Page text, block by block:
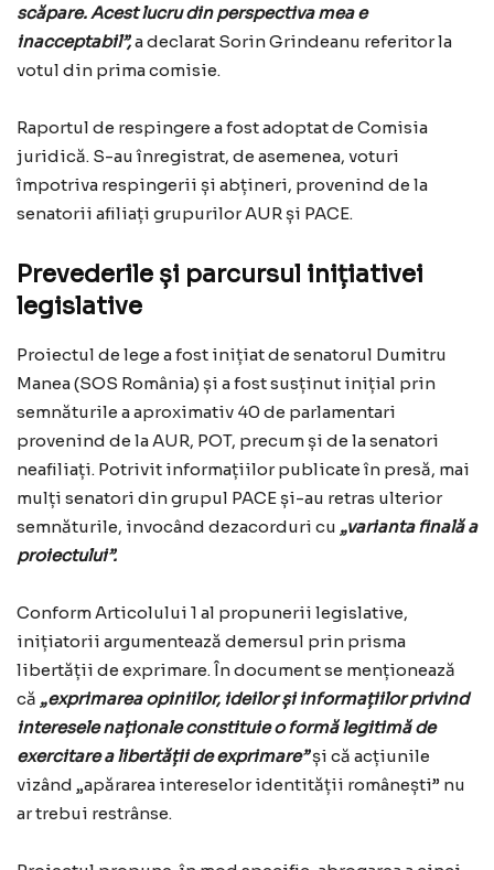
scăpare. Acest lucru din perspectiva mea e
inacceptabil”,a declarat Sorin Grindeanu referitor la
votul din prima comisie.
Raportul de respingere a fost adoptat de Comisia
juridică. S-au înregistrat, de asemenea, voturi
împotriva respingerii și abțineri, provenind de la
senatorii afiliați grupurilor AUR și PACE.
Prevederile și parcursul inițiativei
legislative
Proiectul de lege a fost inițiat de senatorul Dumitru
Manea (SOS România) și a fost susținut inițial prin
semnăturile a aproximativ 40 de parlamentari
provenind de la AUR, POT, precum și de la senatori
neafiliați. Potrivit informațiilor publicate în presă, mai
mulți senatori din grupul PACE și-au retras ulterior
semnăturile, invocând dezacorduri cu „varianta finală a
proiectului”.
Conform Articolului 1 al propunerii legislative,
inițiatorii argumentează demersul prin prisma
libertății de exprimare. În document se menționează
că „exprimarea opiniilor, ideilor și informațiilor privind
interesele naționale constituie o formă legitimă de
exercitare a libertății de exprimare”și că acțiunile
vizând „apărarea intereselor identității românești” nu
ar trebui restrânse.